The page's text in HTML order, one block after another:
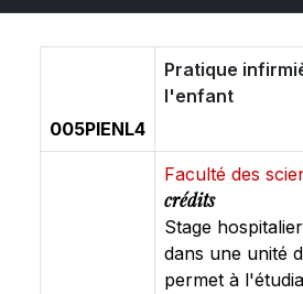
005PIENL4
Pratique
l'enfant
Faculté des
crédits
Stage
dans une unité
permet à